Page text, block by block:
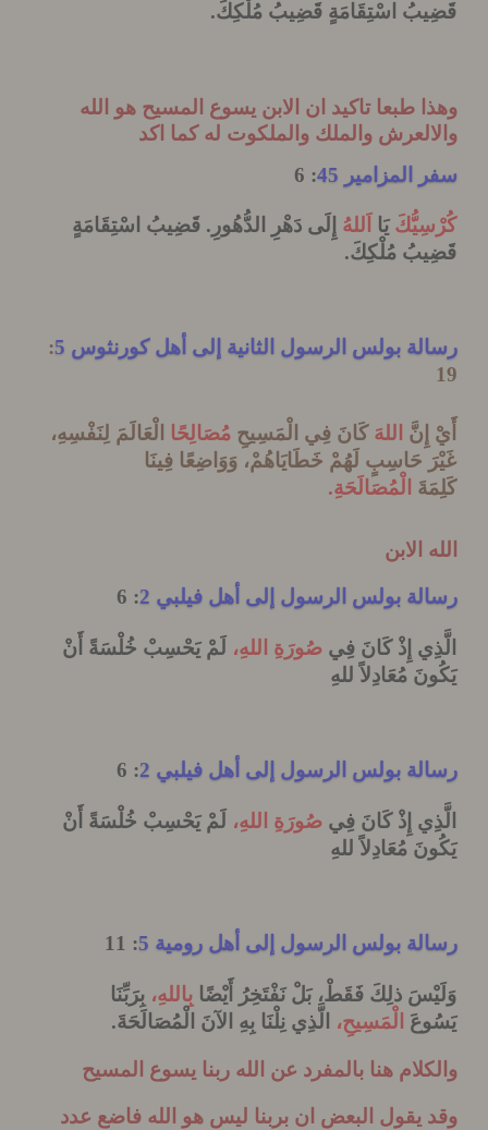
اسْتِقَامَةٍ قَضِيبُ مُلْكِكَ.
طبعا تاكيد ان الابن يسوع المسيح هو الله
والملك والملكوت له كما اكد
45
: 6
يَا اَللهُ إِلَى دَهْرِ الدُّهُورِ. قَضِيبُ اسْتِقَامَةٍ
مُلْكِكَ.
بولس الرسول الثانية إلى أهل كورنثوس 5 :
اللهَ كَانَ فِي الْمَسِيحِ مُصَالِحًا الْعَالَمَ لِنَفْسِهِ،
حَاسِبٍ لَهُمْ خَطَايَاهُمْ، وَوَاضِعًا فِينَا
الْمُصَالَحَةِ.
الابن
بولس الرسول إلى أهل فيلبي 2 : 6
إِذْ كَانَ فِي صُورَةِ اللهِ، لَمْ يَحْسِبْ خُلْسَةً أَنْ
مُعَادِلاً للهِ
بولس الرسول إلى أهل فيلبي 2 : 6
إِذْ كَانَ فِي صُورَةِ اللهِ، لَمْ يَحْسِبْ خُلْسَةً أَنْ
مُعَادِلاً للهِ
بولس الرسول إلى أهل رومية 5 : 11
ذلِكَ فَقَطْ، بَلْ نَفْتَخِرُ أَيْضًا بِاللهِ، بِرَبِّنَا
الْمَسِيحِ، الَّذِي نِلْنَا بِهِ الآنَ الْمُصَالَحَةَ.
هنا بالمفرد عن الله ربنا يسوع المسيح
يقول البعض ان بربنا ليس هو الله فاضع عدد